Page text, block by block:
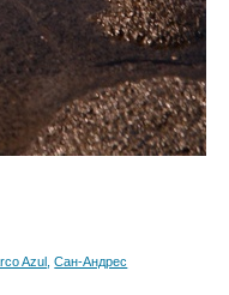
Azul ,Сан-Андрес